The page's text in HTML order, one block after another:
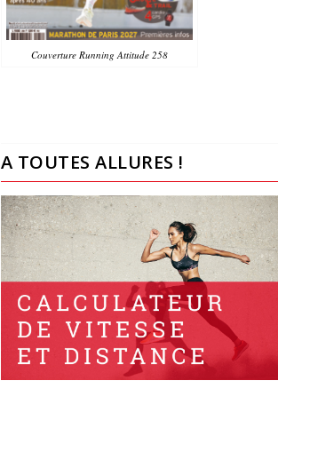
Couverture Running Attitude 258
A TOUTES ALLURES !